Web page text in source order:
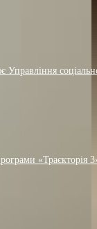
Управління
«Траєкторія